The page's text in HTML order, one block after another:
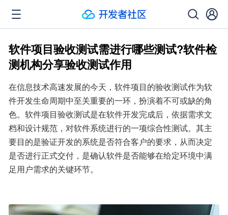
软件项目验收测试需进行哪些测试?软件检
测机构分享验收测试作用
在信息技术高速发展的今天，软件项目的验收测试作为软
件开发生命周期中至关重要的一环，扮演着不可或缺的角
色。软件项目验收测试是在软件开发完成后，依据需求文
档和设计规范，对软件系统进行的一项综合性测试。其主
要目的是验证开发的系统是否符合客户的要求，从而决定
是否进行正式交付，是确认软件是否能够在给定环境中满
足用户需求的关键环节。